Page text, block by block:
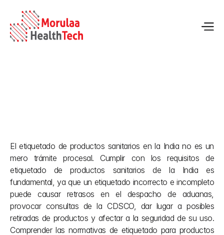
25 may 2026
El etiquetado de productos sanitarios en la India no es un
mero trámite procesal. Cumplir con los requisitos de
etiquetado de productos sanitarios de la India es
fundamental, ya que un etiquetado incorrecto e incompleto
puede causar retrasos en el despacho de aduanas,
provocar consultas de la CDSCO, dar lugar a posibles
retiradas de productos y afectar a la seguridad de su uso.
Comprender las normativas de etiquetado para productos